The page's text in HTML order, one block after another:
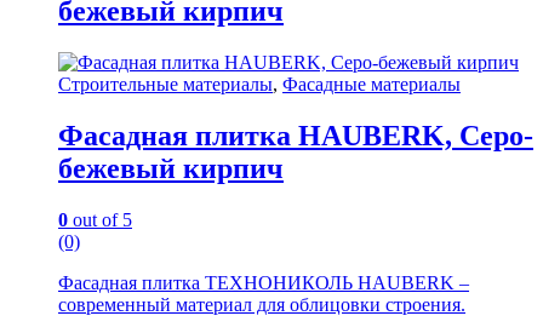
бежевый кирпич
Строительные материалы, Фасадные материалы
Фасадная плитка HAUBERK, Серо-
бежевый кирпич
0 out of 5
(0)
Фасадная плитка ТЕХНОНИКОЛЬ HAUBERK –
современный материал для облицовки строения.